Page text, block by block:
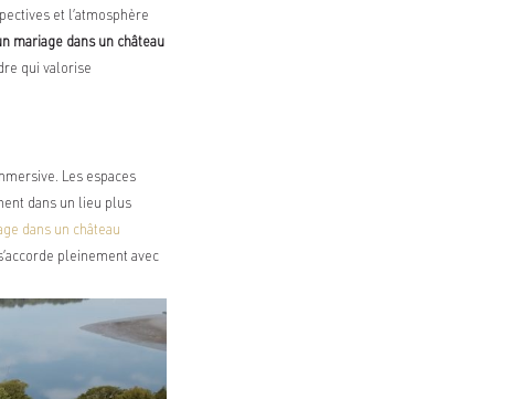
et l’atmosphère
mariage dans un château
qui valorise
Les espaces
dans un lieu plus
dans un château
pleinement avec